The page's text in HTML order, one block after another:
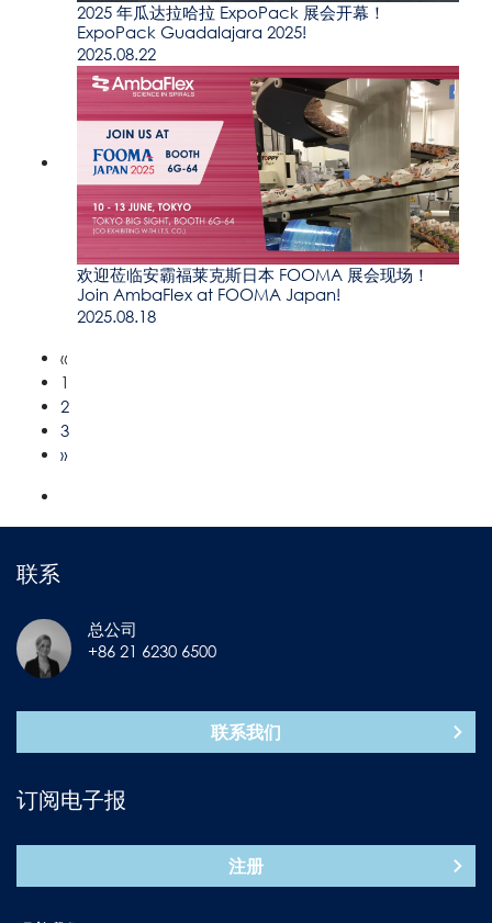
2025 年瓜达拉哈拉 ExpoPack 展会开幕！
ExpoPack Guadalajara 2025!
2025.08.22
欢迎莅临安霸福莱克斯日本 FOOMA 展会现场！
Join AmbaFlex at FOOMA Japan!
2025.08.18
«
1
2
3
»
联系
总公司
+86 21 6230 6500
联系我们
订阅电子报
注册